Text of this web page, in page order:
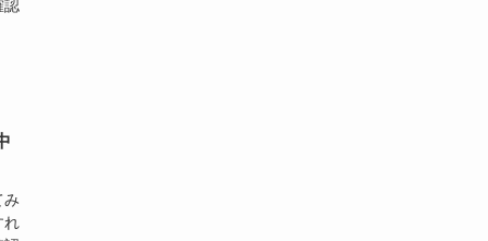
認
み
れ